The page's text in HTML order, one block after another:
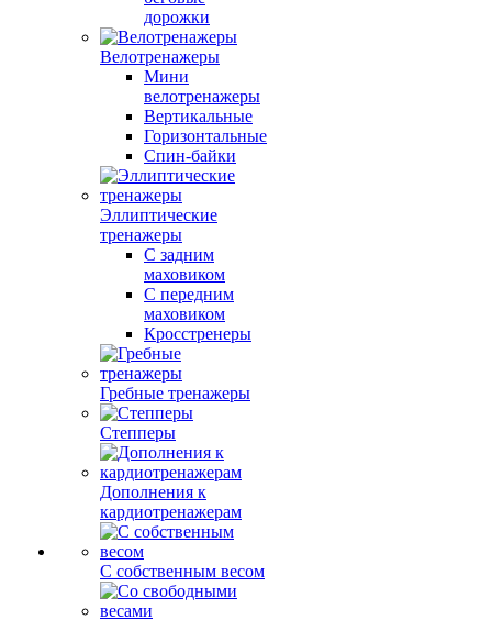
дорожки
Велотренажеры
Мини
велотренажеры
Вертикальные
Горизонтальные
Спин-байки
Эллиптические
тренажеры
С задним
маховиком
С передним
маховиком
Кросстренеры
Гребные тренажеры
Степперы
Дополнения к
кардиотренажерам
С собственным весом